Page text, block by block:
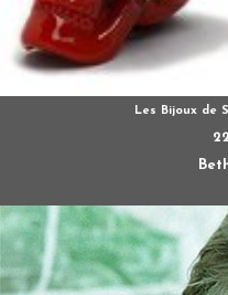
Les Bijoux de